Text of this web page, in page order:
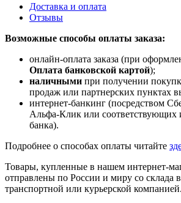
Доставка и оплата
Отзывы
Возможные способы оплаты заказа:
онлайн-оплата заказа (при
Оплата банковской картой);
наличными при получении
продаж или партнерских пунктах
интернет-банкинг (посредством
Альфа-Клик или соответствующих
банка).
Подробнее о способах оплаты читайте
Товары, купленные в нашем интернет-
отправлены по России и миру со склада
транспортной или курьерской компанией.